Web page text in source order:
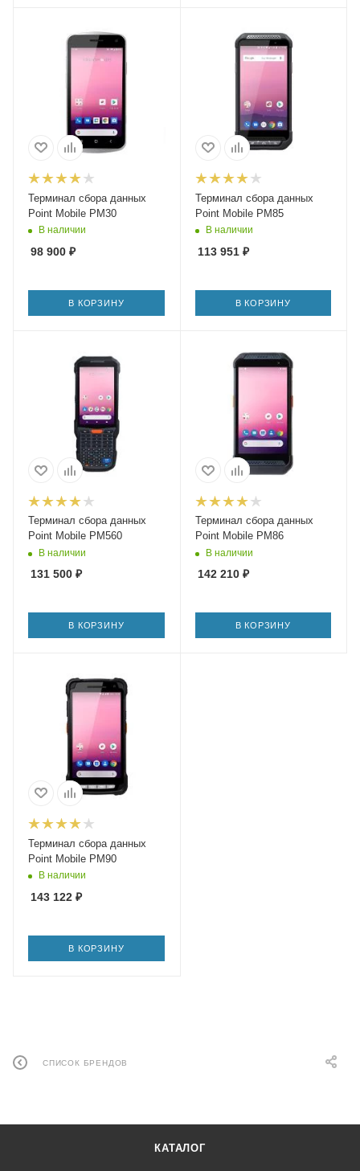
Терминал сбора данных
Point Mobile PM30
В наличии
98 900 ₽
В КОРЗИНУ
Терминал сбора данных
Point Mobile PM85
В наличии
113 951₽
В КОРЗИНУ
Терминал сбора данных
Point Mobile PM560
В наличии
131 500 ₽
В КОРЗИНУ
Терминал сбора данных
Point Mobile PM86
В наличии
142 210₽
В КОРЗИНУ
Терминал сбора данных
Point Mobile PM90
В наличии
143 122 ₽
В КОРЗИНУ
СПИСОК БРЕНДОВ
КАТАЛОГ